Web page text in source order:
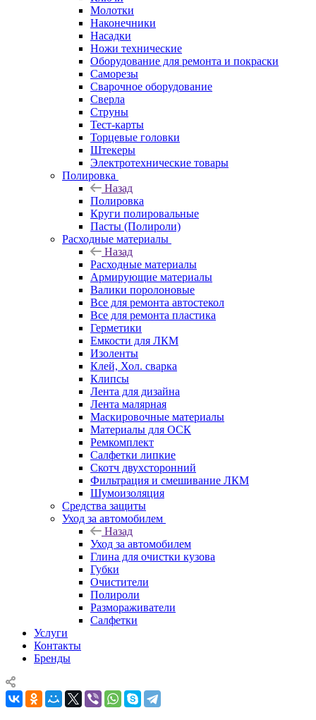
Молотки
Наконечники
Насадки
Ножи технические
Оборудование для ремонта и покраски
Саморезы
Сварочное оборудование
Сверла
Струны
Тест-карты
Торцевые головки
Штекеры
Электротехнические товары
Полировка
Назад
Полировка
Круги полировальные
Пасты (Полироли)
Расходные материалы
Назад
Расходные материалы
Армирующие материалы
Валики поролоновые
Все для ремонта автостекол
Все для ремонта пластика
Герметики
Емкости для ЛКМ
Изоленты
Клей, Хол. сварка
Клипсы
Лента для дизайна
Лента малярная
Маскировочные материалы
Материалы для ОСК
Ремкомплект
Салфетки липкие
Скотч двухсторонний
Фильтрация и смешивание ЛКМ
Шумоизоляция
Средства защиты
Уход за автомобилем
Назад
Уход за автомобилем
Глина для очистки кузова
Губки
Очистители
Полироли
Размораживатели
Салфетки
Услуги
Контакты
Бренды